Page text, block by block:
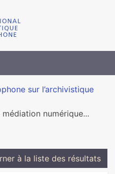
sur l’archivistique
numérique...
à la liste des résultats